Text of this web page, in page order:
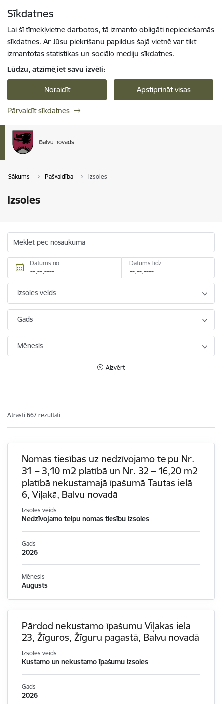
Sīkdatnes
Lai šī tīmekļvietne darbotos, tā izmanto obligāti nepieciešamās
sīkdatnes. Ar Jūsu piekrišanu papildus šajā vietnē var tikt
izmantotas statistikas un sociālo mediju sīkdatnes.
Lūdzu, atzīmējiet savu izvēli:
Noraidīt Apstiprināt visas
Pārvaldīt sīkdatnes
Sākums Pašvaldība Izsoles
Izsoles
Meklēt pēc nosaukuma
Datums no Datums līdz
Izsoles veids
Gads
Mēnesis
Aizvērt
Atrasti 667 rezultāti
Nomas tiesības uz nedzīvojamo telpu Nr.
31 – 3,10 m2 platībā un Nr. 32 – 16,20 m2
platībā nekustamajā īpašumā Tautas ielā
6, Viļakā, Balvu novadā
Izsoles veids
Nedzīvojamo telpu nomas tiesību izsoles
Gads
2026
Mēnesis
Augusts
Pārdod nekustamo īpašumu Viļakas iela
23, Žīguros, Žīguru pagastā, Balvu novadā
Izsoles veids
Kustamo un nekustamo īpašumu izsoles
Gads
2026